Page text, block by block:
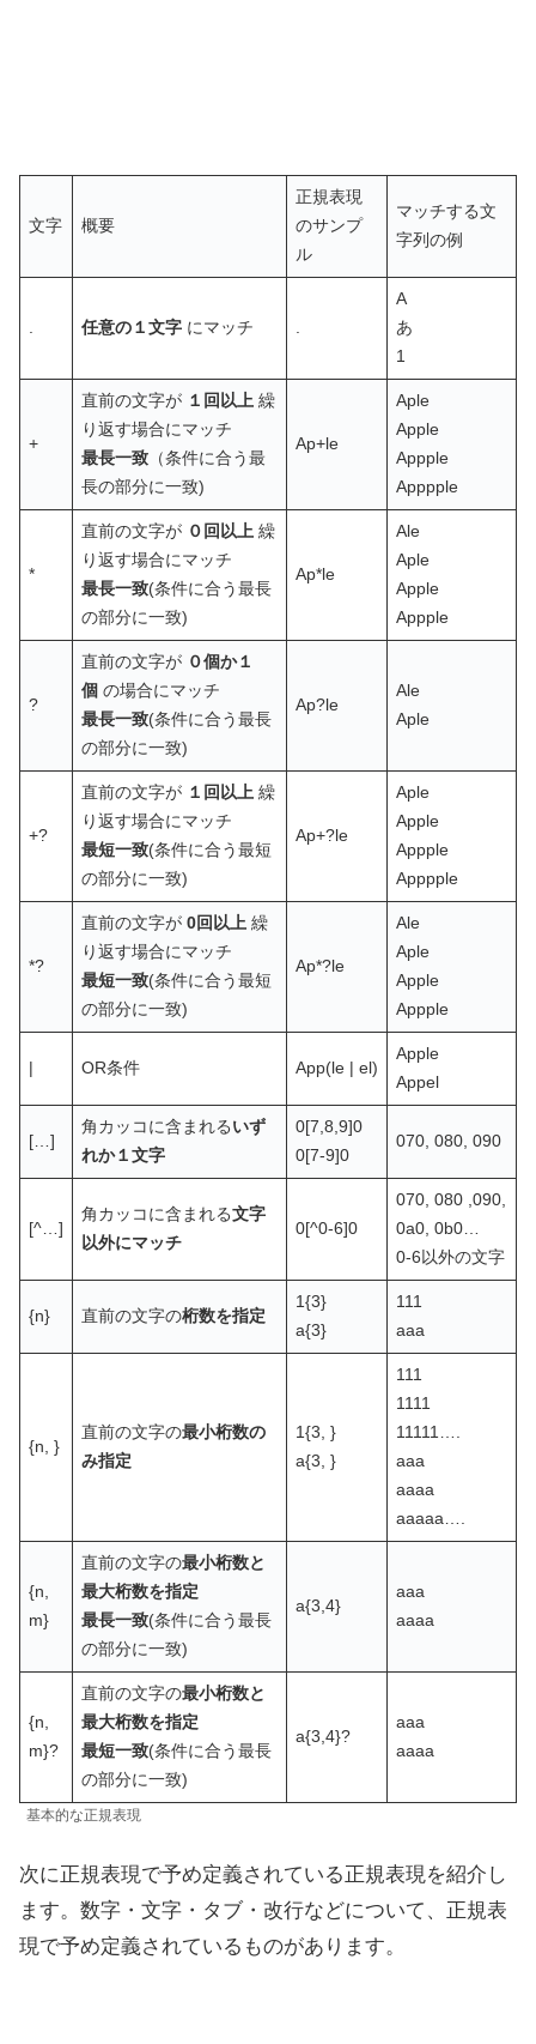
文字 概要
正規表現
のサンプ
ル
マッチする文
字列の例
. 任意の１文字にマッチ .
A
あ
1
+
直前の文字が １回以上繰
り返す場合にマッチ
最長一致（条件に合う最
長の部分に一致)
Ap+le
Aple
Apple
Appple
Apppple
*
直前の文字が ０回以上繰
り返す場合にマッチ
最長一致(条件に合う最長
の部分に一致)
Ap*le
Ale
Aple
Apple
Appple
?
直前の文字が ０個か１
個 の場合にマッチ
最長一致(条件に合う最長
の部分に一致)
Ap?le
Ale
Aple
+?
直前の文字が １回以上繰
り返す場合にマッチ
最短一致(条件に合う最短
の部分に一致)
Ap+?le
Aple
Apple
Appple
Apppple
*?
直前の文字が 0回以上繰
り返す場合にマッチ
最短一致(条件に合う最短
の部分に一致)
Ap*?le
Ale
Aple
Apple
Appple
OR条件 App(le | el)
Apple
Appel
[…]
角カッコに含まれる いず
れか１文字
0[7,8,9]0
0[7-9]0
070, 080, 090
[^…]
角カッコに含まれる文字
以外にマッチ
0[^0-6]0
070, 080 ,090,
0a0, 0b0…
0-6以外の文字
{n} 直前の文字の桁数を指定
1{3}
a{3}
111
aaa
{n, }
直前の文字の最小桁数の
み指定
1{3, }
a{3, }
111
1111
11111….
aaa
aaaa
aaaaa….
{n,
m}
直前の文字の最小桁数と
最大桁数を指定
最長一致(条件に合う最長
の部分に一致)
a{3,4}
aaa
aaaa
{n,
m}?
直前の文字の最小桁数と
最大桁数を指定
最短一致(条件に合う最長
の部分に一致)
a{3,4}?
aaa
aaaa
基本的な正規表現
次に正規表現で予め定義されている正規表現を紹介し
ます。数字・文字・タブ・改行などについて、正規表
現で予め定義されているものがあります。